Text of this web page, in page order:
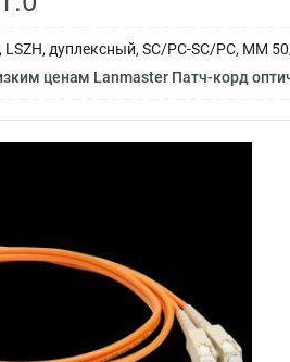
дуплексный, SC/PC-SC/PC, MM
ценам Lanmaster Патч-корд